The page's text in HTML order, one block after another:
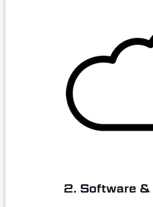
2. Software &